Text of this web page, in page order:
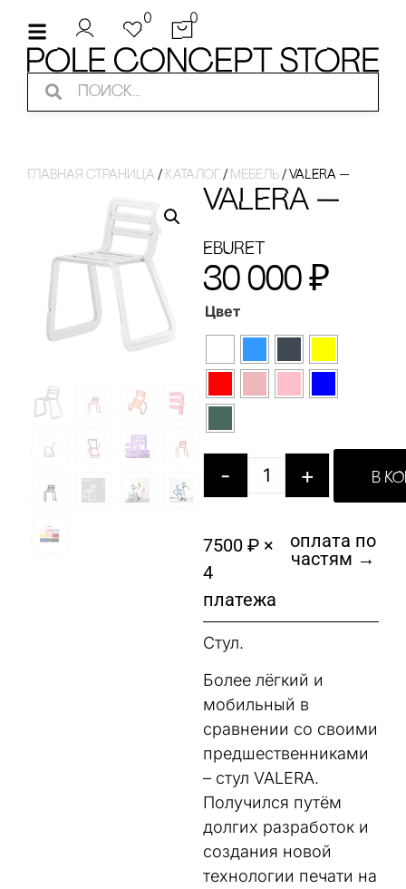
0 0
Главная страница / Каталог / Мебель / VALERA —
VALERA —
EBURET
30 000 ₽
Цвет
- + В
7500 ₽ ×
4
платежа
оплата по
частям →
Стул.
Более лёгкий и
мобильный в
сравнении со своими
предшественниками
– стул VALERA.
Получился путём
долгих разработок и
создания новой
технологии печати на